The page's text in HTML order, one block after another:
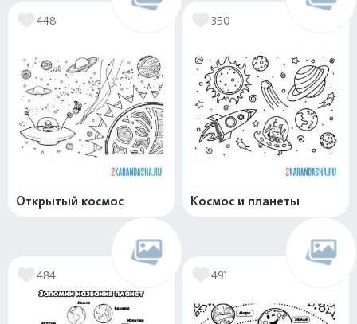
448
Открытый космос
350
Космос и планеты
484 491